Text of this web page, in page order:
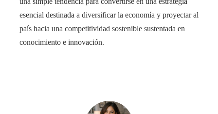
esencial destinada a diversificar la economía y proyectar al
país hacia una competitividad sostenible sustentada en
conocimiento e innovación.